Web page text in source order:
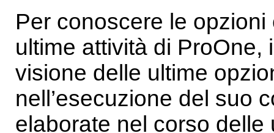
Per conoscere le
ultime attività di
visione delle ultime
nell’esecuzione del suo
elaborate nel corso